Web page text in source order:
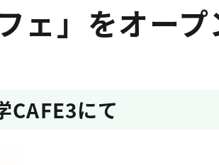
ェ」をオープ
CAFE3にて